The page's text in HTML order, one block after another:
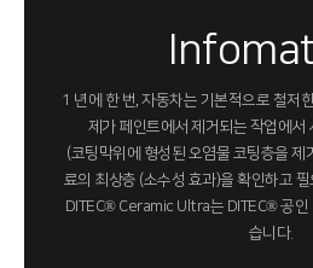
1 년에 한 번, 자동차는 기본적으로 철저
제가 페인트에서 제거되는 작업에서
(코팅막위에 형성된 오염물 코팅층을 제
료의 최상층 (소수성 효과)을 확인하고
DITEC® Ceramic Ultra는 DITEC® 공인
습니다.